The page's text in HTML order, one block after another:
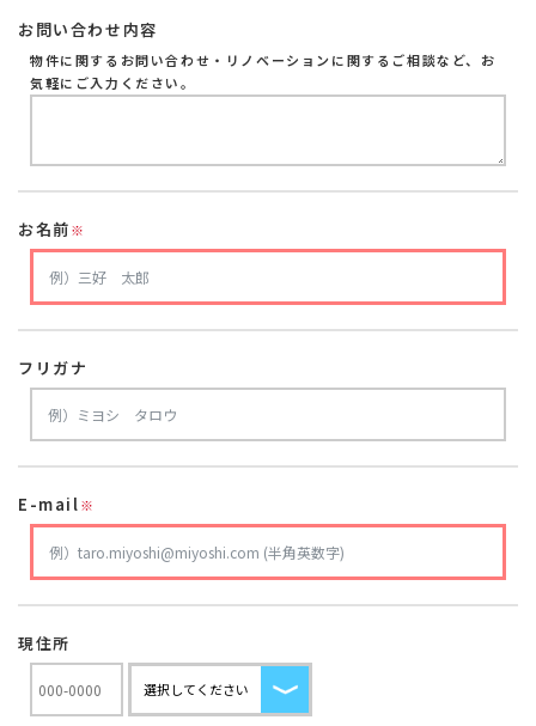
お問い合わせ内容
物件に関するお問い合わせ・リノベーションに関するご相談など、お
気軽にご入力ください。
お名前※
フリガナ
E-mail※
現住所